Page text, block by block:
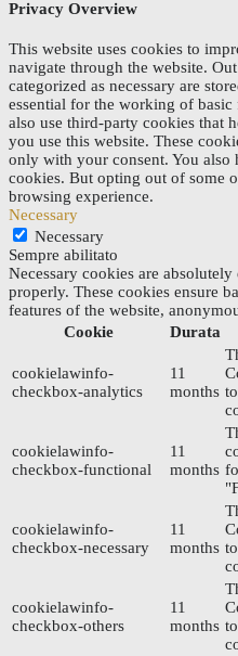
Privacy Overview
This website uses cookies to
navigate through the website.
categorized as necessary are
essential for the working of
also use third-party cookies that
you use this website. These
only with your consent. You also
cookies. But opting out of some
browsing experience.
Necessary
Necessary
Sempre abilitato
Necessary cookies are
properly. These cookies ensure
features of the website,
Cookie
Durata
cookielawinfo-
checkbox-analytics
11
months
cookielawinfo-
checkbox-functional
11
months
cookielawinfo-
checkbox-necessary
11
months
cookielawinfo-
checkbox-others
11
months